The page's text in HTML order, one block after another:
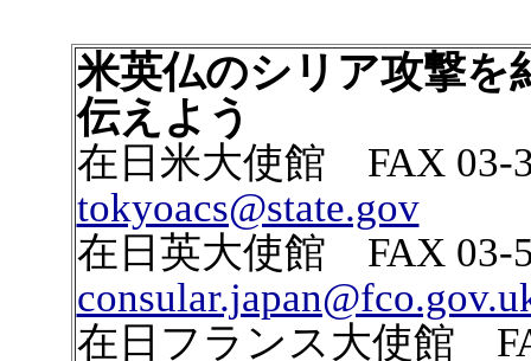
米英仏のシリア攻撃を
伝えよう
在日米大使館 FAX 03-
tokyoacs@state.gov
在日英大使館 FAX 03-
在日フランス大使館